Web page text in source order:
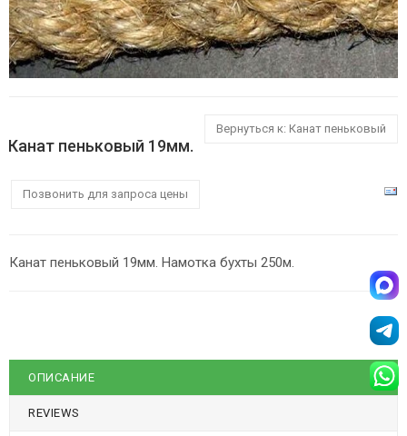
Вернуться к: Канат пеньковый
Канат пеньковый 19мм.
Позвонить для запроса цены
Канат пеньковый 19мм. Намотка бухты 250м.
ОПИСАНИЕ
REVIEWS